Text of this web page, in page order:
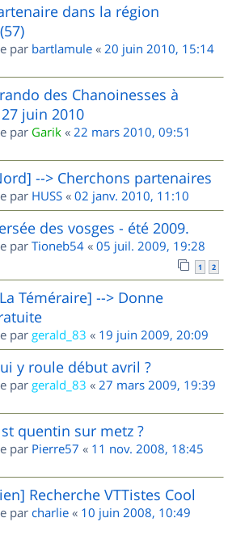
dans la région
par bartlamule « 20 juin 2010, 15:14
rando des Chanoinesses à
juin 2010
par Garik « 22 mars 2010, 09:51
--> Cherchons partenaires
par HUSS « 02 janv. 2010, 11:10
des vosges - été 2009.
par Tioneb54 « 05 juil. 2009, 19:28
1 2
Téméraire] --> Donne
par gerald_83 « 19 juin 2009, 20:09
y roule début avril ?
par gerald_83 « 27 mars 2009, 19:39
quentin sur metz ?
par Pierre57 « 11 nov. 2008, 18:45
Recherche VTTistes Cool
par charlie « 10 juin 2008, 10:49